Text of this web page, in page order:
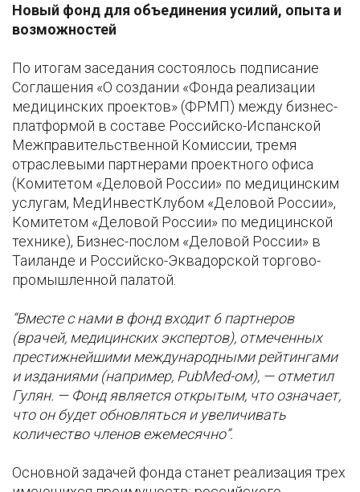
Новый фонд для объединения усилий, опыта и
возможностей
По итогам заседания состоялось подписание
Соглашения «О создании «Фонда реализации
медицинских проектов» (ФРМП) между бизнес-
платформой в составе Российско-Испанской
Межправительственной Комиссии, тремя
отраслевыми партнерами проектного офиса
(Комитетом «Деловой России» по медицинским
услугам, МедИнвестКлубом «Деловой России»,
Комитетом «Деловой России» по медицинской
технике), Бизнес-послом «Деловой России» в
Таиланде и Российско-Эквадорской торгово-
промышленной палатой.
“Вместе с нами в фонд входит 6 партнеров
(врачей, медицинских экспертов), отмеченных
престижнейшими международными рейтингами
и изданиями (например, PubMed-ом), — отметил
Гулян. — Фонд является открытым, что означает,
что он будет обновляться и увеличивать
количество членов ежемесячно”.
Основной задачей фонда станет реализация трех